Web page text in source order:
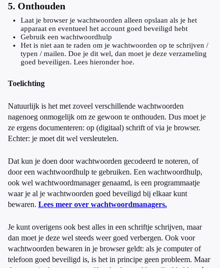
5. Onthouden
Laat je browser je wachtwoorden alleen opslaan als je het
apparaat en eventueel het account goed beveiligd hebt
Gebruik een wachtwoordhulp
Het is niet aan te raden om je wachtwoorden op te schrijven /
typen / mailen. Doe je dit wel, dan moet je deze verzameling
goed beveiligen. Lees hieronder hoe.
Toelichting
Natuurlijk is het met zoveel verschillende wachtwoorden
nagenoeg onmogelijk om ze gewoon te onthouden. Dus moet je
ze ergens documenteren: op (digitaal) schrift of via je browser.
Echter: je moet dit wel versleutelen.
Dat kun je doen door wachtwoorden gecodeerd te noteren, of
door een wachtwoordhulp te gebruiken. Een wachtwoordhulp,
ook wel wachtwoordmanager genaamd, is een programmaatje
waar je al je wachtwoorden goed beveiligd bij elkaar kunt
bewaren. Lees meer over wachtwoordmanagers.
Je kunt overigens ook best alles in een schriftje schrijven, maar
dan moet je deze wel steeds weer goed verbergen. Ook voor
wachtwoorden bewaren in je browser geldt: als je computer of
telefoon goed beveiligd is, is het in principe geen probleem. Maar